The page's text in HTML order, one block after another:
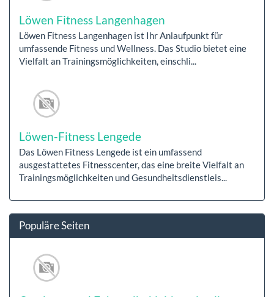
Löwen Fitness Langenhagen
Löwen Fitness Langenhagen ist Ihr Anlaufpunkt für
umfassende Fitness und Wellness. Das Studio bietet eine
Vielfalt an Trainingsmöglichkeiten, einschli...
Löwen-Fitness Lengede
Das Löwen Fitness Lengede ist ein umfassend
ausgestattetes Fitnesscenter, das eine breite Vielfalt an
Trainingsmöglichkeiten und Gesundheitsdienstleis...
Populäre Seiten